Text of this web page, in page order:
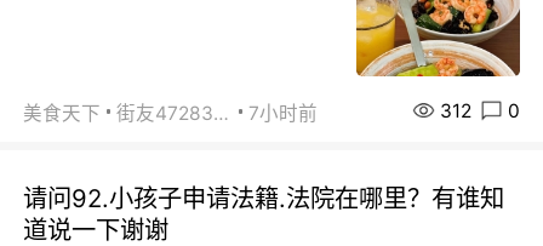
美食天下 街友472838572 7小时前 312 0
请问92.小孩子申请法籍.法院在哪里？有谁知
道说一下谢谢